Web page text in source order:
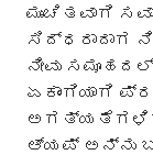
ಮುಂಚಿತವಾಗಿ
ಸಿದ್ಧರಾದಾಗ
ನೀವು
ಏಕಾಂಗಿಯಾಗಿ
ಆ್ಯಪ್ ಅನ್ನು